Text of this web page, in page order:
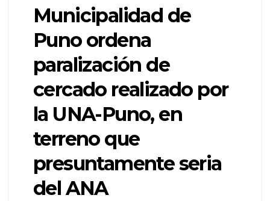
Municipalidad de
Puno ordena
paralización de
cercado realizado por
la UNA-Puno, en
terreno que
presuntamente seria
del ANA